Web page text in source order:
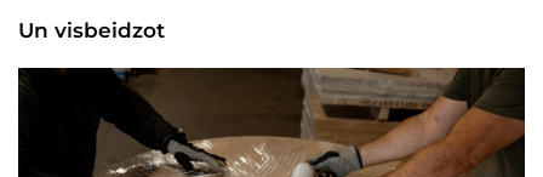
Un visbeidzot